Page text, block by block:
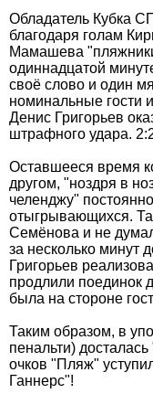
Обладатель Кубка
благодаря голам
Мамашева
одиннадцатой
своё слово и один
номинальные гости
Денис Григорьев
штрафного удара.
Оставшееся время
другом, "ноздря в
челенджу"
отыгрывающихся.
Семёнова и не
за несколько минут
Григорьев
продлили поединок
была на стороне
Таким образом, в
пенальти)
очков "Пляж"
Ганнерс"!